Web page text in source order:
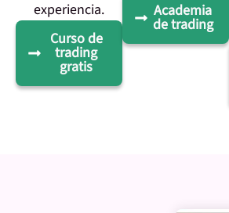
experiencia.
Curso de
trading
gratis
Academia
de trading